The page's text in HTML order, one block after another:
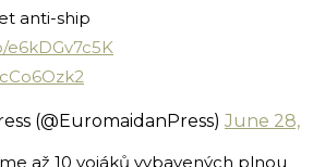
anti-ship
e6kDGv7c5K
(@EuromaidanPress) June 28,
až 10 vojáků vybavených plnou